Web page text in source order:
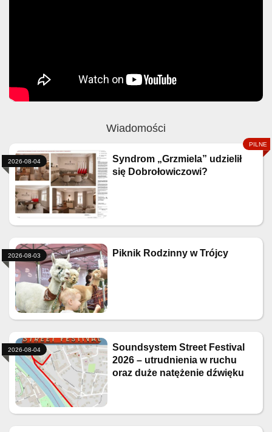
Wiadomości
Syndrom „Grzmiela” udzielił
się Dobrołowiczowi?
2026-08-04
Piknik Rodzinny w Trójcy
2026-08-03
Soundsystem Street Festival
2026 – utrudnienia w ruchu
oraz duże natężenie dźwięku
2026-08-04